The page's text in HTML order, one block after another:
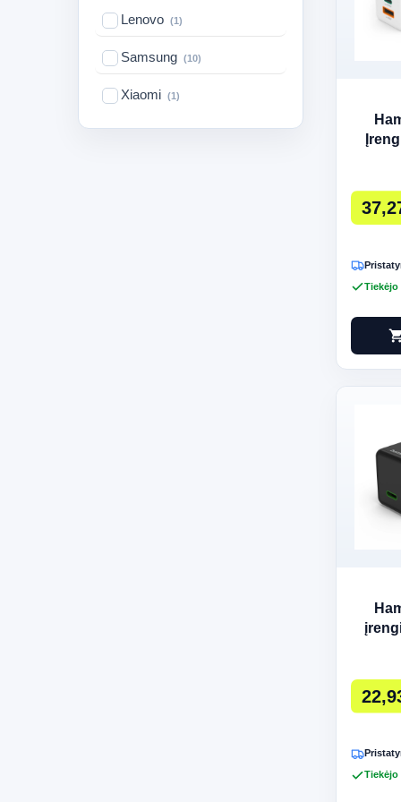
Lenovo (1)
Samsung (10)
Xiaomi (1)
Tiekėjo
Tiekėjo